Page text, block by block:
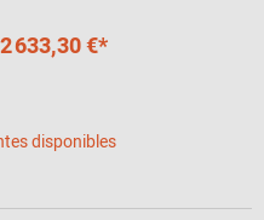
2 633,30 €*
disponibles